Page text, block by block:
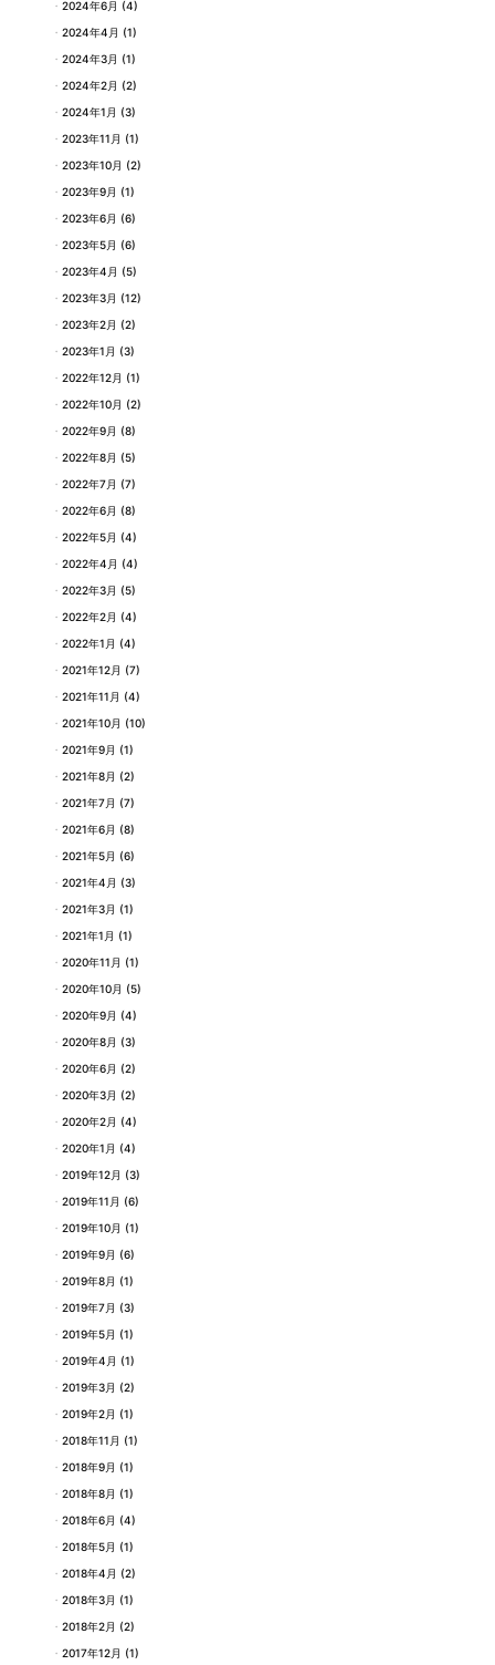
2024年6月 (4)
2024年4月 (1)
2024年3月 (1)
2024年2月 (2)
2024年1月 (3)
2023年11月 (1)
2023年10月 (2)
2023年9月 (1)
2023年6月 (6)
2023年5月 (6)
2023年4月 (5)
2023年3月 (12)
2023年2月 (2)
2023年1月 (3)
2022年12月 (1)
2022年10月 (2)
2022年9月 (8)
2022年8月 (5)
2022年7月 (7)
2022年6月 (8)
2022年5月 (4)
2022年4月 (4)
2022年3月 (5)
2022年2月 (4)
2022年1月 (4)
2021年12月 (7)
2021年11月 (4)
2021年10月 (10)
2021年9月 (1)
2021年8月 (2)
2021年7月 (7)
2021年6月 (8)
2021年5月 (6)
2021年4月 (3)
2021年3月 (1)
2021年1月 (1)
2020年11月 (1)
2020年10月 (5)
2020年9月 (4)
2020年8月 (3)
2020年6月 (2)
2020年3月 (2)
2020年2月 (4)
2020年1月 (4)
2019年12月 (3)
2019年11月 (6)
2019年10月 (1)
2019年9月 (6)
2019年8月 (1)
2019年7月 (3)
2019年5月 (1)
2019年4月 (1)
2019年3月 (2)
2019年2月 (1)
2018年11月 (1)
2018年9月 (1)
2018年8月 (1)
2018年6月 (4)
2018年5月 (1)
2018年4月 (2)
2018年3月 (1)
2018年2月 (2)
2017年12月 (1)